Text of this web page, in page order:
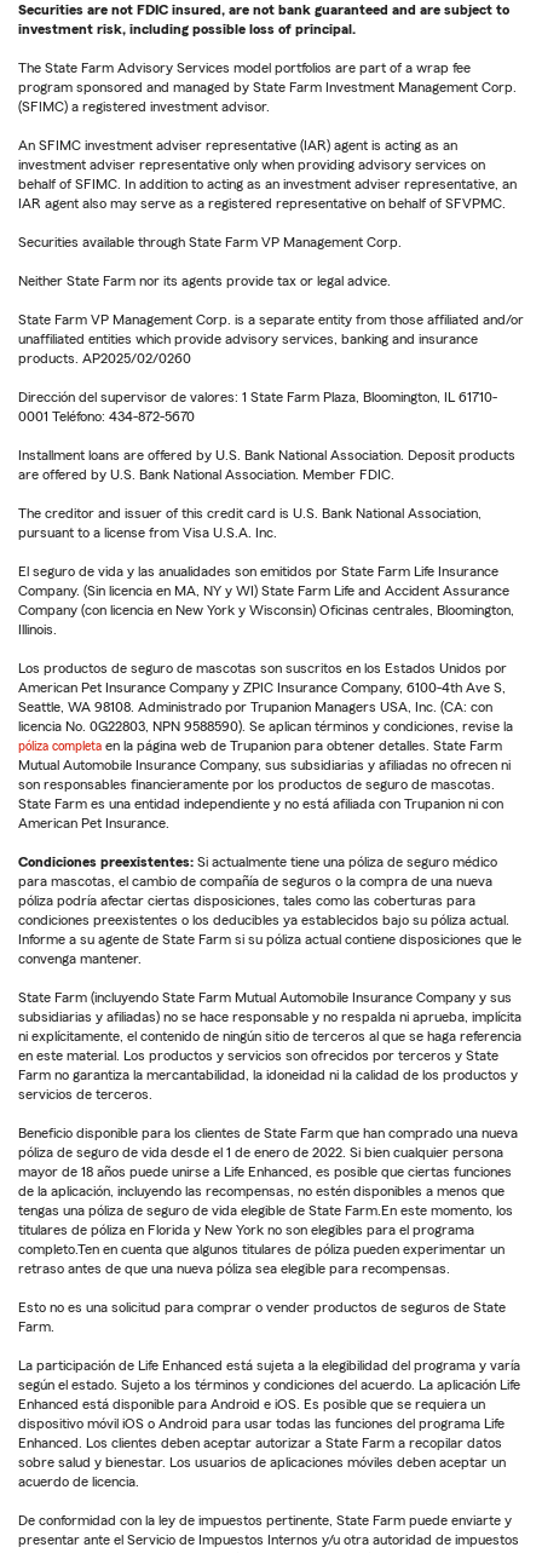
Securities are not FDIC insured, are not bank guaranteed and are subject to
investment risk, including possible loss of principal.
The State Farm Advisory Services model portfolios are part of a wrap fee
program sponsored and managed by State Farm Investment Management Corp.
(SFIMC) a registered investment advisor.
An SFIMC investment adviser representative (IAR) agent is acting as an
investment adviser representative only when providing advisory services on
behalf of SFIMC. In addition to acting as an investment adviser representative, an
IAR agent also may serve as a registered representative on behalf of SFVPMC.
Securities available through State Farm VP Management Corp.
Neither State Farm nor its agents provide tax or legal advice.
State Farm VP Management Corp. is a separate entity from those affiliated and/or
unaffiliated entities which provide advisory services, banking and insurance
products. AP2025/02/0260
Dirección del supervisor de valores: 1 State Farm Plaza, Bloomington, IL 61710-
0001 Teléfono: 434-872-5670
Installment loans are offered by U.S. Bank National Association. Deposit products
are offered by U.S. Bank National Association. Member FDIC.
The creditor and issuer of this credit card is U.S. Bank National Association,
pursuant to a license from Visa U.S.A. Inc.
El seguro de vida y las anualidades son emitidos por State Farm Life Insurance
Company. (Sin licencia en MA, NY y WI) State Farm Life and Accident Assurance
Company (con licencia en New York y Wisconsin) Oficinas centrales, Bloomington,
Illinois.
Los productos de seguro de mascotas son suscritos en los Estados Unidos por
American Pet Insurance Company y ZPIC Insurance Company, 6100-4th Ave S,
Seattle, WA 98108. Administrado por Trupanion Managers USA, Inc. (CA: con
licencia No. 0G22803, NPN 9588590). Se aplican términos y condiciones, revise la
póliza completa en la página web de Trupanion para obtener detalles. State Farm
Mutual Automobile Insurance Company, sus subsidiarias y afiliadas no ofrecen ni
son responsables financieramente por los productos de seguro de mascotas.
State Farm es una entidad independiente y no está afiliada con Trupanion ni con
American Pet Insurance.
Condiciones preexistentes: Si actualmente tiene una póliza de seguro médico
para mascotas, el cambio de compañía de seguros o la compra de una nueva
póliza podría afectar ciertas disposiciones, tales como las coberturas para
condiciones preexistentes o los deducibles ya establecidos bajo su póliza actual.
Informe a su agente de State Farm si su póliza actual contiene disposiciones que le
convenga mantener.
State Farm (incluyendo State Farm Mutual Automobile Insurance Company y sus
subsidiarias y afiliadas) no se hace responsable y no respalda ni aprueba, implícita
ni explícitamente, el contenido de ningún sitio de terceros al que se haga referencia
en este material. Los productos y servicios son ofrecidos por terceros y State
Farm no garantiza la mercantabilidad, la idoneidad ni la calidad de los productos y
servicios de terceros.
Beneficio disponible para los clientes de State Farm que han comprado una nueva
póliza de seguro de vida desde el 1 de enero de 2022. Si bien cualquier persona
mayor de 18 años puede unirse a Life Enhanced, es posible que ciertas funciones
de la aplicación, incluyendo las recompensas, no estén disponibles a menos que
tengas una póliza de seguro de vida elegible de State Farm.En este momento, los
titulares de póliza en Florida y New York no son elegibles para el programa
completo.Ten en cuenta que algunos titulares de póliza pueden experimentar un
retraso antes de que una nueva póliza sea elegible para recompensas.
Esto no es una solicitud para comprar o vender productos de seguros de State
Farm.
La participación de Life Enhanced está sujeta a la elegibilidad del programa y varía
según el estado. Sujeto a los términos y condiciones del acuerdo. La aplicación Life
Enhanced está disponible para Android e iOS. Es posible que se requiera un
dispositivo móvil iOS o Android para usar todas las funciones del programa Life
Enhanced. Los clientes deben aceptar autorizar a State Farm a recopilar datos
sobre salud y bienestar. Los usuarios de aplicaciones móviles deben aceptar un
acuerdo de licencia.
De conformidad con la ley de impuestos pertinente, State Farm puede enviarte y
presentar ante el Servicio de Impuestos Internos y/u otra autoridad de impuestos